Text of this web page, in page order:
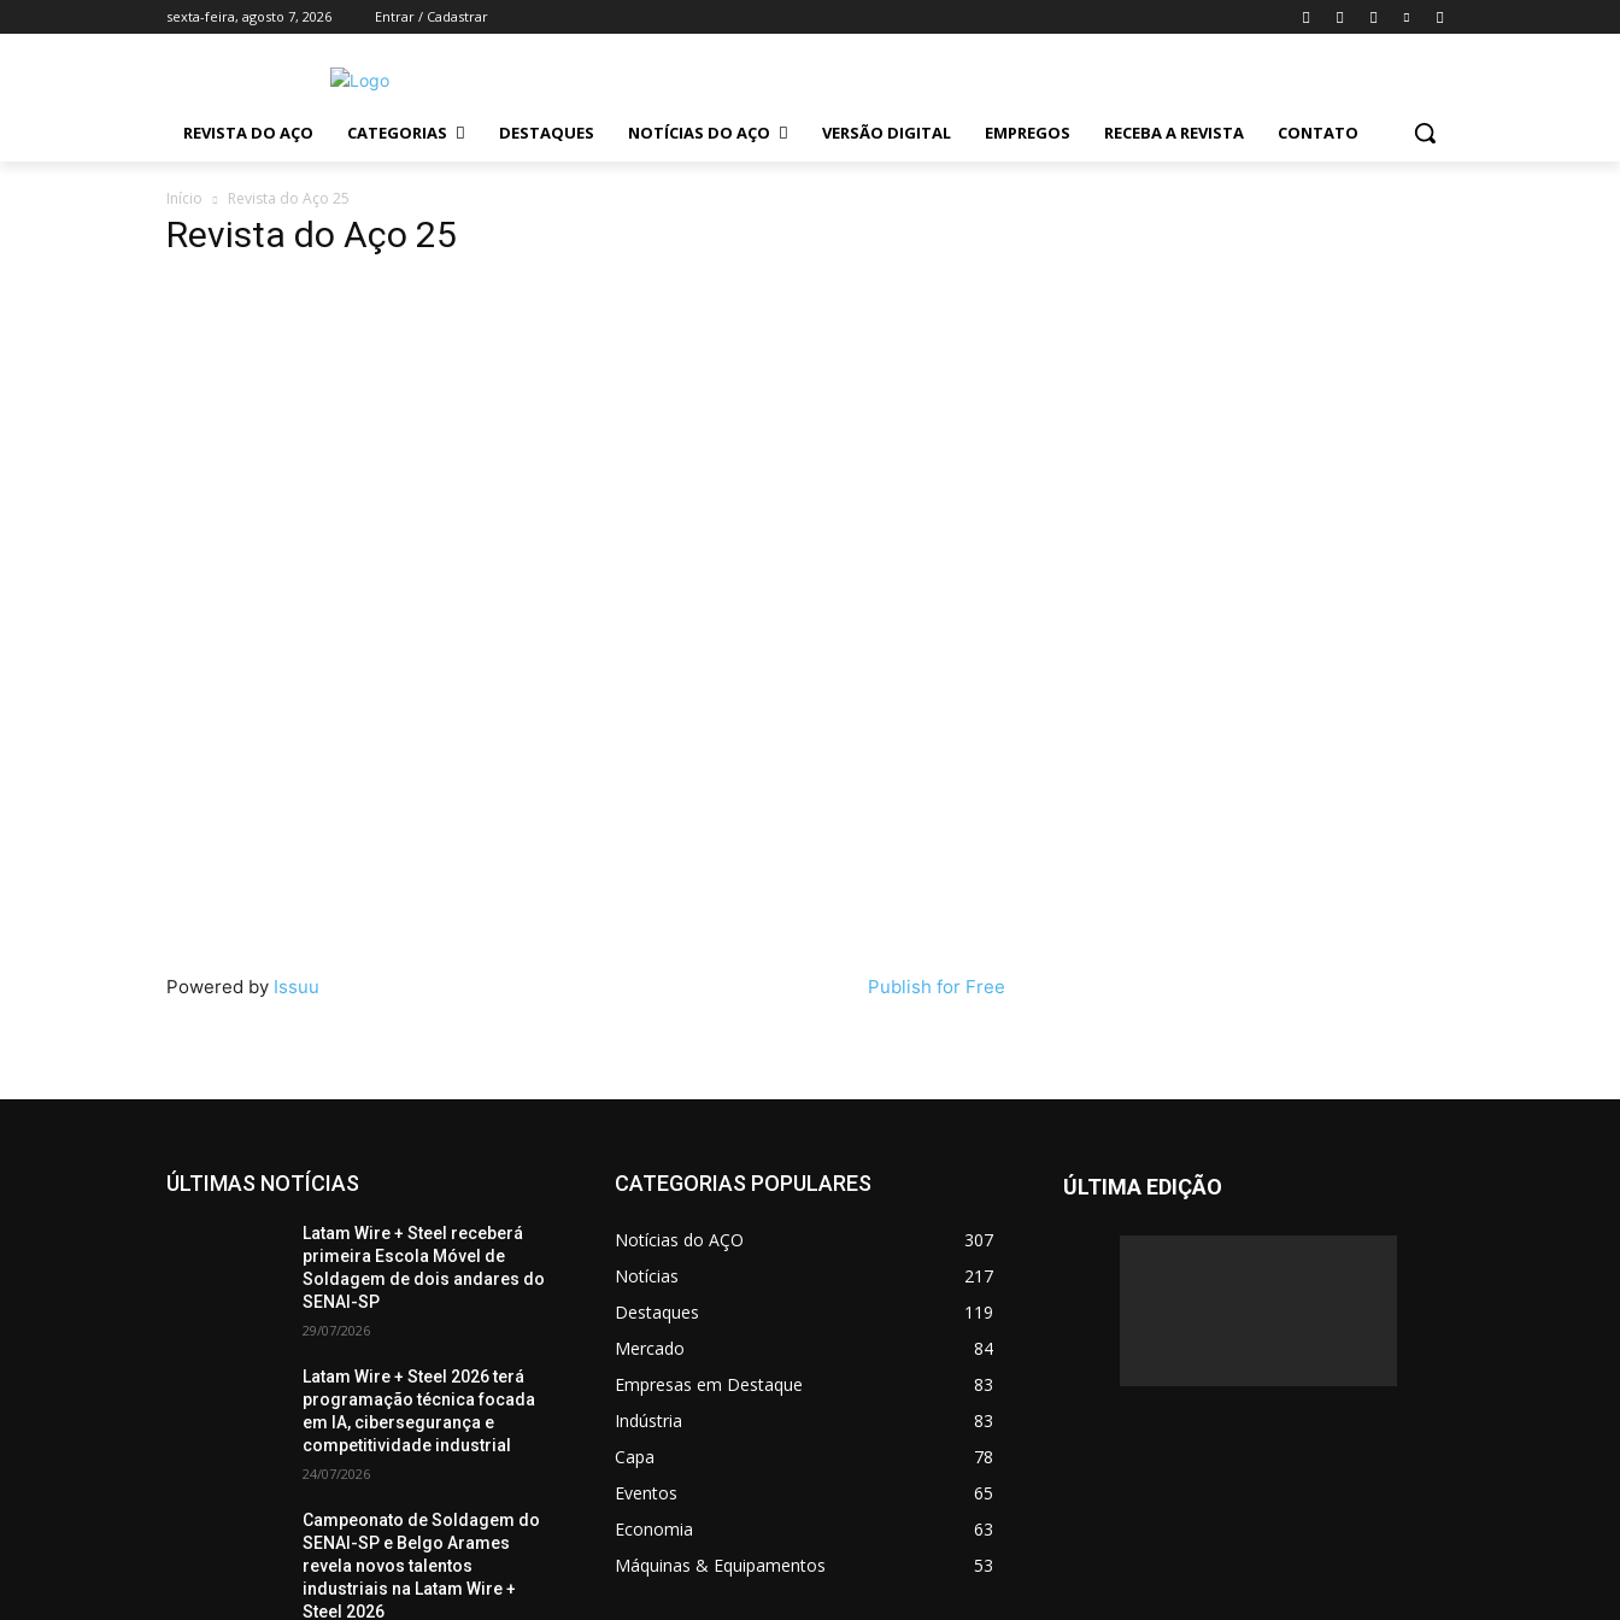
sexta-feira, agosto 7, 2026 Entrar / Cadastrar
REVISTA DO AÇO CATEGORIAS DESTAQUES NOTÍCIAS DO AÇO VERSÃO DIGITAL EMPREGOS RECEBA A REVISTA CONTATO
Início Revista do Aço 25
Revista do Aço 25
Powered by Issuu Publish for Free
ÚLTIMAS NOTÍCIAS
Latam Wire + Steel receberá
primeira Escola Móvel de
Soldagem de dois andares do
SENAI-SP
29/07/2026
Latam Wire + Steel 2026 terá
programação técnica focada
em IA, cibersegurança e
competitividade industrial
24/07/2026
Campeonato de Soldagem do
SENAI-SP e Belgo Arames
revela novos talentos
industriais na Latam Wire +
Steel 2026
CATEGORIAS POPULARES
Notícias do AÇO
307
Notícias
217
Destaques
119
Mercado
84
Empresas em Destaque
83
Indústria
83
Capa
78
Eventos
65
Economia
63
Máquinas & Equipamentos
53
ÚLTIMA EDIÇÃO